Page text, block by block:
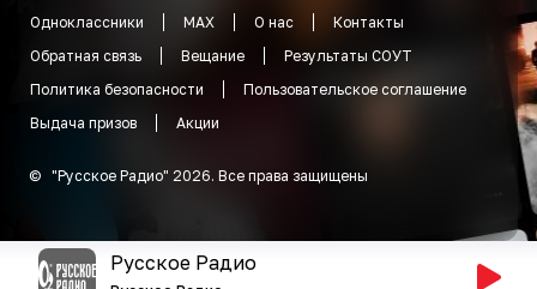
Одноклассники
MAX О нас
Контакты
Обратная связь
Вещание
Результаты СОУТ
Политика безопасности
Пользовательское соглашение
Выдача призов
Акции
© "Русское Радио" 2026. Все права защищены
Русское Радио